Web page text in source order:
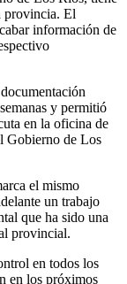
provincia. El
información de
y permitió
en la oficina de
Gobierno de Los
el mismo
un trabajo
que ha sido una
provincial.
en todos los
en los próximos